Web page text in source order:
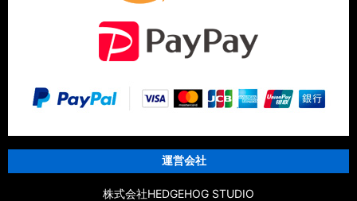
【シマノ】14スフェロスSW［SPHEROS SW］対応 カスタム
【シマノ】21エクスセンス［EXSENCE］対応 カスタムパーツ
【シマノ】20エクスセンスBB［EXSENCE BB］対応 カスタム
パーツ
【シマノ】18エクスセンスCI4+［EXSENCE CI4+］対応 カス
タムパーツ
【シマノ】17エクスセンス［EXSENCE］対応 カスタムパーツ
運営会社
株式会社HEDGEHOG STUDIO